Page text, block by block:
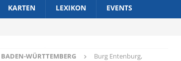
KARTEN LEXIKON EVENTS
BADEN-WÜRTTEMBERG
Burg Entenburg,